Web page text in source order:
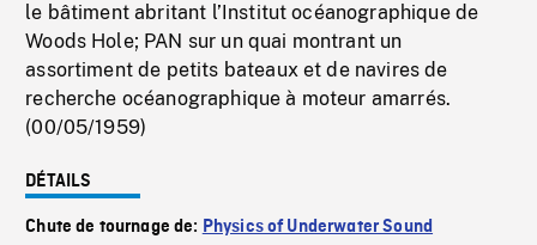
le bâtiment abritant l’Institut océanographique de
Woods Hole; PAN sur un quai montrant un
assortiment de petits bateaux et de navires de
recherche océanographique à moteur amarrés.
(00/05/1959)
DÉTAILS
Chute de tournage de: Physics of Underwater Sound